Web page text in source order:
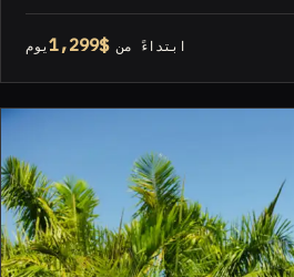
ابتداءً من$1,299 يوم